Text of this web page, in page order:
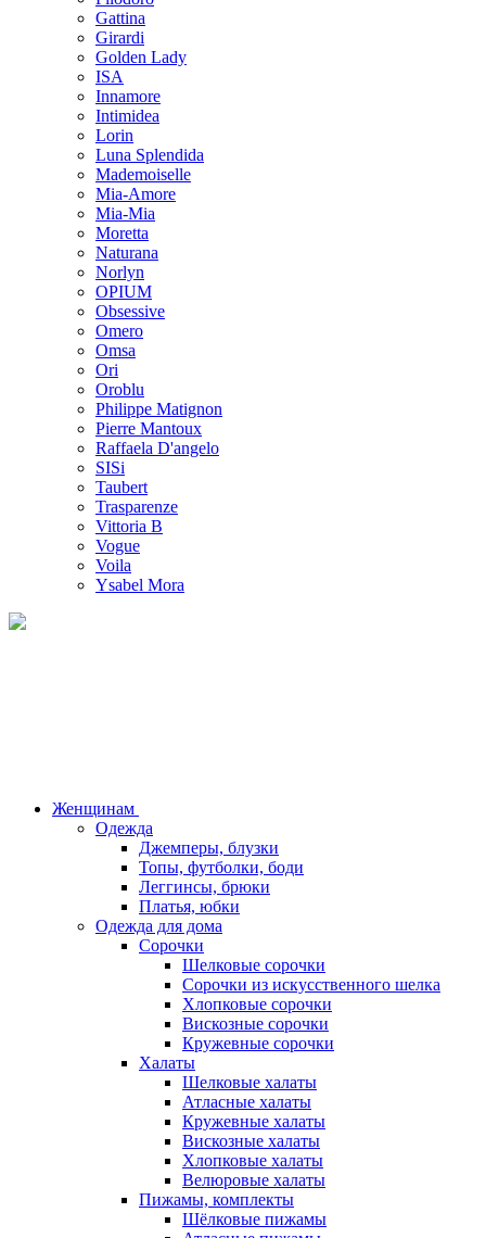
Gattina
Girardi
Golden Lady
ISA
Innamore
Intimidea
Lorin
Luna Splendida
Mademoiselle
Mia-Amore
Mia-Mia
Moretta
Naturana
Norlyn
OPIUM
Obsessive
Omero
Omsa
Ori
Oroblu
Philippe Matignon
Pierre Mantoux
Raffaela D'angelo
SISi
Taubert
Trasparenze
Vittoria B
Vogue
Voila
Ysabel Mora
Женщинам
Одежда
Джемперы, блузки
Топы, футболки, боди
Леггинсы, брюки
Платья, юбки
Одежда для дома
Сорочки
Шелковые сорочки
Сорочки из искусственного шелка
Хлопковые сорочки
Вискозные сорочки
Кружевные сорочки
Халаты
Шелковые халаты
Атласные халаты
Кружевные халаты
Вискозные халаты
Хлопковые халаты
Велюровые халаты
Пижамы, комплекты
Шёлковые пижамы